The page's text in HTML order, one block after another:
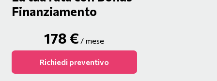
Finanziamento
178 € / mese
Richiedi preventivo